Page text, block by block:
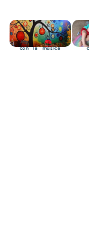
Aprendiendo
con la música